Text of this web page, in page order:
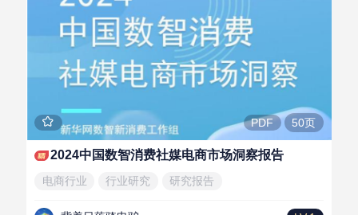
PDF 50页
2024中国数智消费社媒电商市场洞察报告
电商行业 行业研究 研究报告